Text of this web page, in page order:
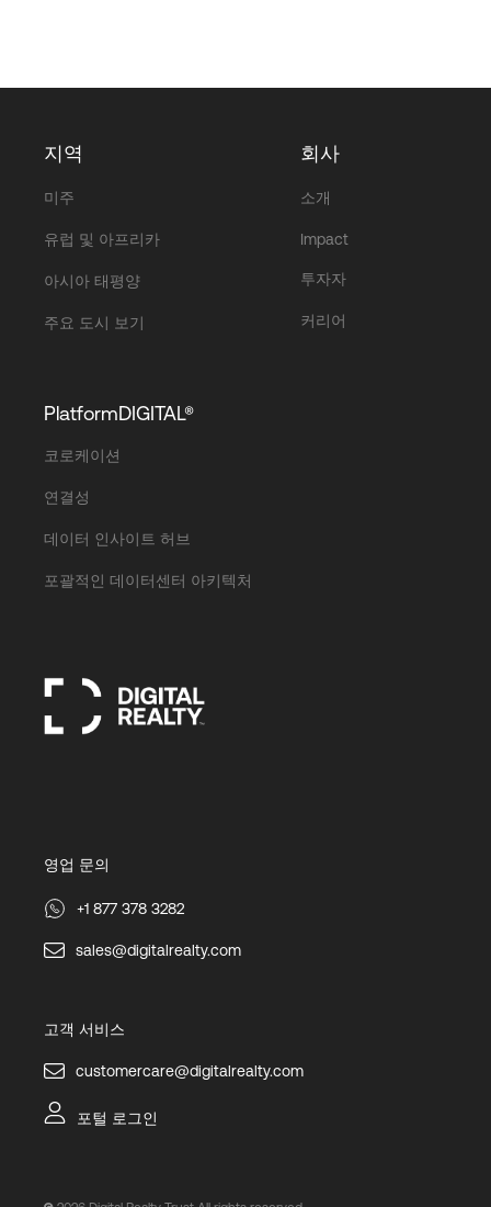
지역
미주
유럽 및 아프리카
아시아 태평양
주요 도시 보기
회사
소개
Impact
투자자
커리어
PlatformDIGITAL®
코로케이션
연결성
데이터 인사이트 허브
포괄적인 데이터센터 아키텍처
영업 문의
+1 877 378 3282
sales@digitalrealty.com
고객 서비스
customercare@digitalrealty.com
포털 로그인